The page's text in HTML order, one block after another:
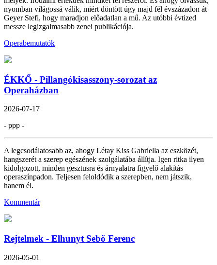
nyomban világossá válik, miért döntött úgy majd fél évszázadon át
Geyer Stefi, hogy maradjon előadatlan a mű. Az utóbbi évtized
messze legizgalmasabb zenei publikációja.
Operabemutatók
ÉKKŐ - Pillangókisasszony-sorozat az
Operaházban
2026-07-17
- ppp -
A legcsodálatosabb az, ahogy Létay Kiss Gabriella az eszközét,
hangszerét a szerep egészének szolgálatába állítja. Igen ritka ilyen
kidolgozott, minden gesztusra és árnyalatra figyelő alakítás
operaszínpadon. Teljesen feloldódik a szerepben, nem játszik,
hanem él.
Kommentár
Rejtelmek - Elhunyt Sebő Ferenc
2026-05-01